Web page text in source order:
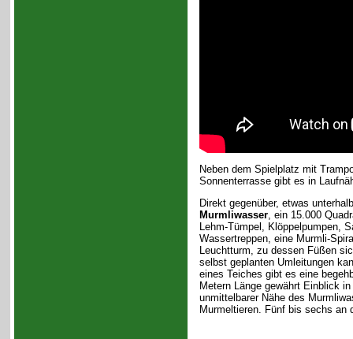
Neben dem Spielplatz mit
Sonnenterrasse gibt es in
Direkt gegenüber, etwas
Murmliwasser, ein 15.000
Lehm-Tümpel, Klöppelpumpen,
Wassertreppen, eine Murmli-
Leuchtturm, zu dessen Füßen
selbst geplanten Umleitungen
eines Teiches gibt es eine
Metern Länge gewährt Einblick
unmittelbarer Nähe des
Murmeltieren. Fünf bis sechs an